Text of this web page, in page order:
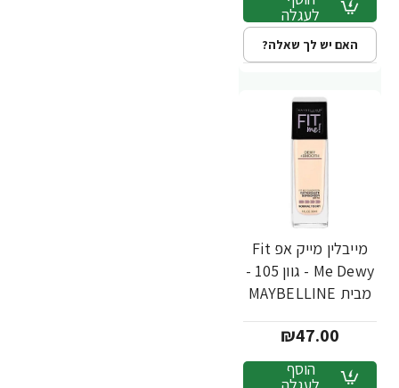
לעגלה
האם יש לך שאלה?
מייבלין מייק אפ Fit
Me Dewy - גוון 105 -
מבית MAYBELLINE
₪47.00
הוסף